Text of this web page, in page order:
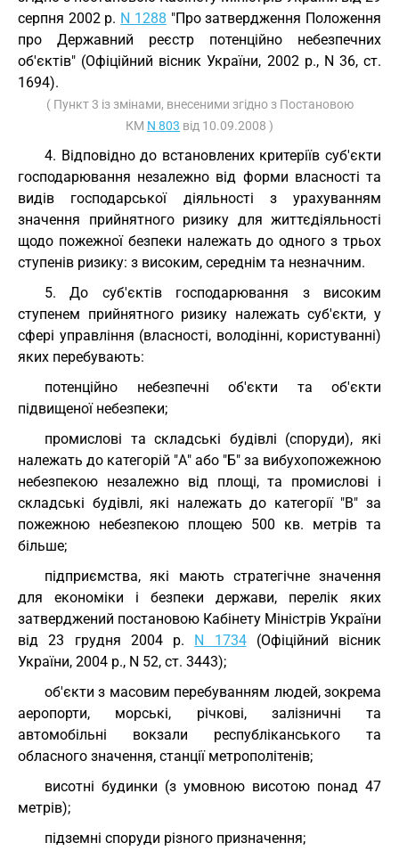
серпня 2002 р. N 1288 "Про затвердження Положення
про Державний реєстр потенційно небезпечних
об'єктів" (Офіційний вісник України, 2002 р., N 36, ст.
1694).
( Пункт 3 із змінами, внесеними згідно з Постановою
КМ N 803 від 10.09.2008 )
4. Відповідно до встановлених критеріїв суб'єкти
господарювання незалежно від форми власності та
видів господарської діяльності з урахуванням
значення прийнятного ризику для життєдіяльності
щодо пожежної безпеки належать до одного з трьох
ступенів ризику: з високим, середнім та незначним.
5. До суб'єктів господарювання з високим
ступенем прийнятного ризику належать суб'єкти, у
сфері управління (власності, володінні, користуванні)
яких перебувають:
потенційно небезпечні об'єкти та об'єкти
підвищеної небезпеки;
промислові та складські будівлі (споруди), які
належать до категорій "А" або "Б" за вибухопожежною
небезпекою незалежно від площі, та промислові і
складські будівлі, які належать до категорії "В" за
пожежною небезпекою площею 500 кв. метрів та
більше;
підприємства, які мають стратегічне значення
для економіки і безпеки держави, перелік яких
затверджений постановою Кабінету Міністрів України
від 23 грудня 2004 р. N 1734(Офіційний вісник
України, 2004 р., N 52, ст. 3443);
об'єкти з масовим перебуванням людей, зокрема
аеропорти, морські, річкові, залізничні та
автомобільні вокзали республіканського та
обласного значення, станції метрополітенів;
висотні будинки (з умовною висотою понад 47
метрів);
підземні споруди різного призначення;